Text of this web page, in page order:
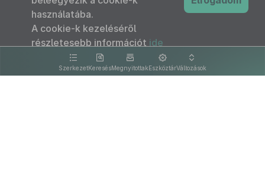
SzerkezetKeresésMegnyitottakEszköztárVáltozások
használatába.
A cookie-k kezeléséről
részletesebb információt ide
kattintva olvashat.